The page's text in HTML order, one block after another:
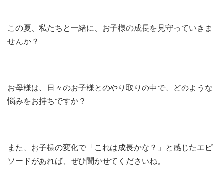
この夏、私たちと一緒に、お子様の成長を見守っていきま
せんか？
お母様は、日々のお子様とのやり取りの中で、どのような
悩みをお持ちですか？
また、お子様の変化で「これは成長かな？」と感じたエピ
ソードがあれば、ぜひ聞かせてくださいね。